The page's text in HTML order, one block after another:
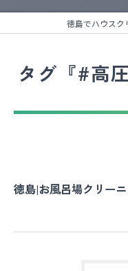
徳島でハウスク
タグ『#高
徳島|お風呂場クリーニ